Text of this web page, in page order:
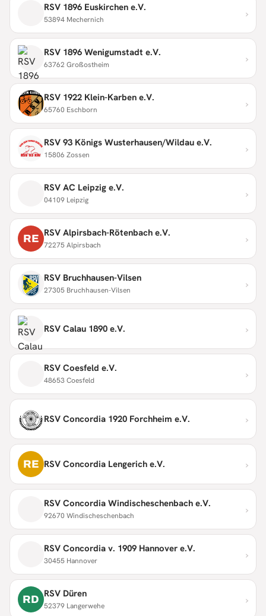
RSV 1896 Euskirchen e.V.
53894 Mechernich ›
RSV 1896 Wenigumstadt e.V.
63762 Großostheim ›
RSV 1922 Klein-Karben e.V.
65760 Eschborn ›
RSV 93 Königs Wusterhausen/Wildau e.V.
15806 Zossen ›
RSV AC Leipzig e.V.
04109 Leipzig ›
RE RSV Alpirsbach-Rötenbach e.V.
72275 Alpirsbach ›
RSV Bruchhausen-Vilsen
27305 Bruchhausen-Vilsen ›
RSV Calau 1890 e.V. ›
RSV Coesfeld e.V.
48653 Coesfeld ›
RSV Concordia 1920 Forchheim e.V. ›
RE RSV Concordia Lengerich e.V. ›
RSV Concordia Windischeschenbach e.V.
92670 Windischeschenbach ›
RSV Concordia v. 1909 Hannover e.V.
30455 Hannover ›
RD RSV Düren
52379 Langerwehe ›